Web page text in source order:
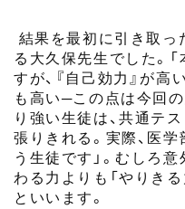
結果を最初に引き取っ
る大久保先生でした。
すが、『自己効力』が高
も高い─この点は今回
り強い生徒は、共通テ
張りきれる。実際、医
う生徒です」。むしろ
わる力よりも「やりき
といいます。